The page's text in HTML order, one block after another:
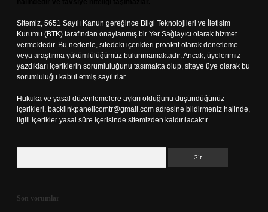
Sitemiz, 5651 Sayılı Kanun gereğince Bilgi Teknolojileri ve İletişim
Kurumu (BTK) tarafından onaylanmış bir Yer Sağlayıcı olarak hizmet
vermektedir. Bu nedenle, sitedeki içerikleri proaktif olarak denetleme
veya araştırma yükümlülüğümüz bulunmamaktadır. Ancak, üyelerimiz
yazdıkları içeriklerin sorumluluğunu taşımakta olup, siteye üye olarak bu
sorumluluğu kabul etmiş sayılırlar.
Hukuka ve yasal düzenlemelere aykırı olduğunu düşündüğünüz
içerikleri, backlinkpanelicomtr@gmail.com adresine bildirmeniz halinde,
ilgili içerikler yasal süre içerisinde sitemizden kaldırılacaktır.
Son yorumlar